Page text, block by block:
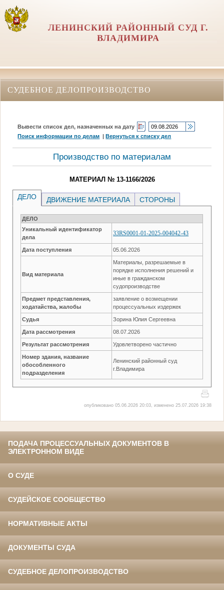
ЛЕНИНСКИЙ РАЙОННЫЙ СУД Г.
ВЛАДИМИРА
СУДЕБНОЕ ДЕЛОПРОИЗВОДСТВО
Вывести список дел, назначенных на дату
Поиск информации по делам |Вернуться к списку дел
Производство по материалам
МАТЕРИАЛ № 13-1166/2026
ДЕЛО ДВИЖЕНИЕ МАТЕРИАЛА СТОРОНЫ
ДЕЛО
Уникальный идентификатор
дела
33RS0001-01-2025-004042-43
Дата поступления 05.06.2026
Вид материала
Материалы, разрешаемые в
порядке исполнения решений и
иные в гражданском
судопроизводстве
Предмет представления,
ходатайства, жалобы
заявление о возмещении
процессуальных издержек
Судья Зорина Юлия Сергеевна
Дата рассмотрения 08.07.2026
Результат рассмотрения Удовлетворено частично
Номер здания, название
обособленного
подразделения
Ленинский районный суд
г.Владимира
опубликовано 05.06.2026 20:03, изменено 25.07.2026 19:38
ПОДАЧА ПРОЦЕССУАЛЬНЫХ ДОКУМЕНТОВ В
ЭЛЕКТРОННОМ ВИДЕ
О СУДЕ
СУДЕЙСКОЕ СООБЩЕСТВО
НОРМАТИВНЫЕ АКТЫ
ДОКУМЕНТЫ СУДА
СУДЕБНОЕ ДЕЛОПРОИЗВОДСТВО